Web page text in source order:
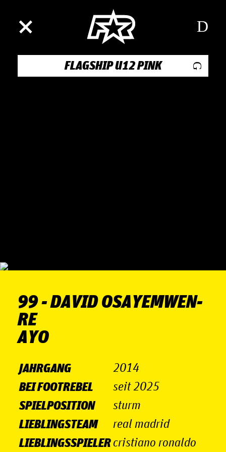
FLAGSHIP U12 PINK
99 - DAVID OSAYEM­WEN­
RE
AYO
JAHRGANG 2014
BEI FOOTREBEL seit 2025
SPIELPOSITION sturm
LIEBLINGSTEAM real madrid
LIEBLINGSSPIELERcristiano ronaldo